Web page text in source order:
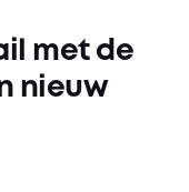
met de
nieuw